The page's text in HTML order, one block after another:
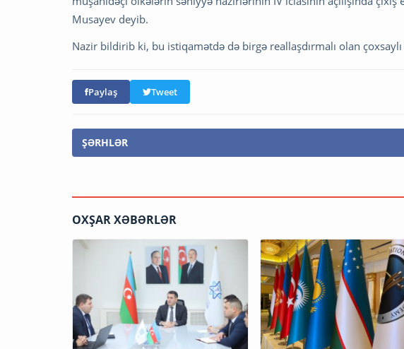
Musayev deyib.
Nazir bildirib ki, bu istiqamətdə də birgə reallaşdırmalı olan
Paylaş Tweet
ŞƏRHLƏR
OXŞAR XƏBƏRLƏR